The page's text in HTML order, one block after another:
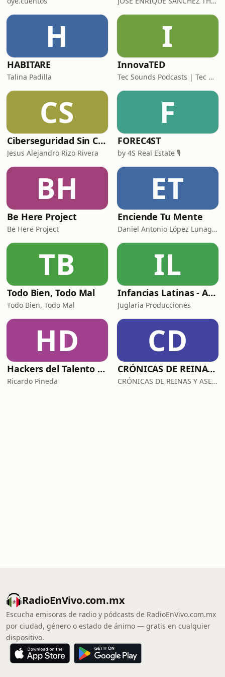
H
HABITARE
Talina Padilla
I
InnovaTED
Tec Sounds Podcasts | Tec de Monterrey
CS
Ciberseguridad Sin Censura
Jesus Alejandro Rizo Rivera
F
FOREC4ST
by 4S Real Estate 🎙️
BH
Be Here Project
Be Here Project
ET
Enciende Tu Mente
Daniel Antonio López Lunagómez
TB
Todo Bien, Todo Mal
Todo Bien, Todo Mal
IL
Infancias Latinas - Arriba Chamacos
Juglaria Producciones
HD
Hackers del Talento con Ricardo Pineda
Ricardo Pineda
CD
CRÓNICAS DE REINAS Y ASESINAS
CRÓNICAS DE REINAS Y ASESINAS
RadioEnVivo.com.mx
Escucha emisoras de radio y pódcasts de RadioEnVivo.com.mx
por ciudad, género o estado de ánimo — gratis en cualquier
dispositivo.